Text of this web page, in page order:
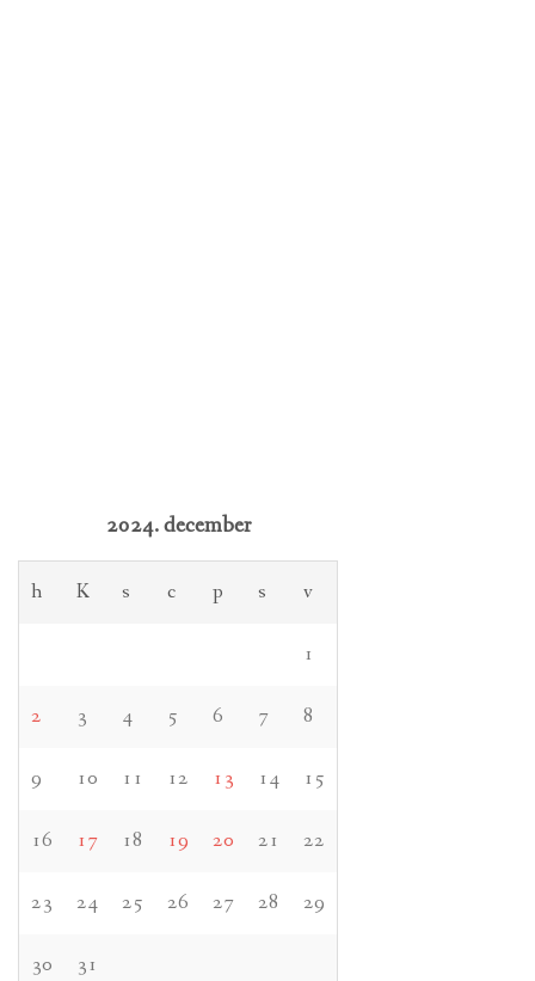
2024. december
h K s c p s v
1
2 3 4 5 6 7 8
9 10 11 12 13 14 15
16 17 18 19 20 21 22
23 24 25 26 27 28 29
30 31